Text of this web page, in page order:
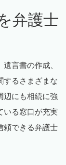
弁護士
言書の作成、
するさまざまな
辺にも相続に強
いる窓口が充実
頼できる弁護士